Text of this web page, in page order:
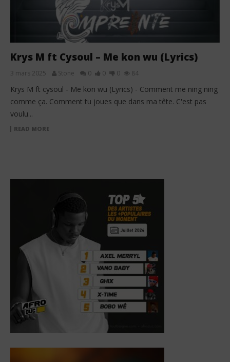
Krys M ft Cysoul – Me kon wu (Lyrics)
3 mars 2025 Stone 0 0 0 84
Krys M ft cysoul - Me kon wu (Lyrics) - Comment me ning ning
comme ça. Comment tu joues que dans ma tête. C'est pas
voulu...
READ MORE